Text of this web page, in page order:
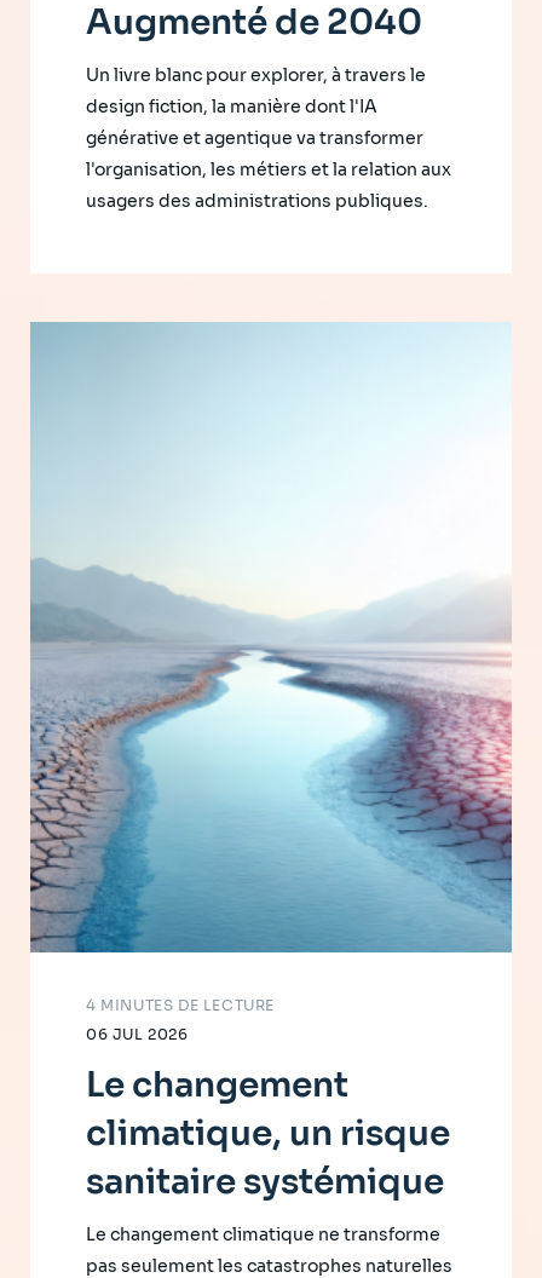
Augmenté de 2040
Un livre blanc pour explorer, à travers le
design fiction, la manière dont l'IA
générative et agentique va transformer
l'organisation, les métiers et la relation aux
usagers des administrations publiques.
06 JUL 2026
4 MINUTES DE LECTURE
Le changement
climatique, un risque
sanitaire systémique
Le changement climatique ne transforme
pas seulement les catastrophes naturelles